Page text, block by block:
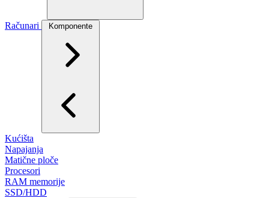
Računari Komponente
Kućišta
Napajanja
Matične ploče
Procesori
RAM memorije
SSD/HDD